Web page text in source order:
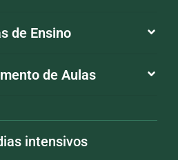
de Ensino
de Aulas
intensivos